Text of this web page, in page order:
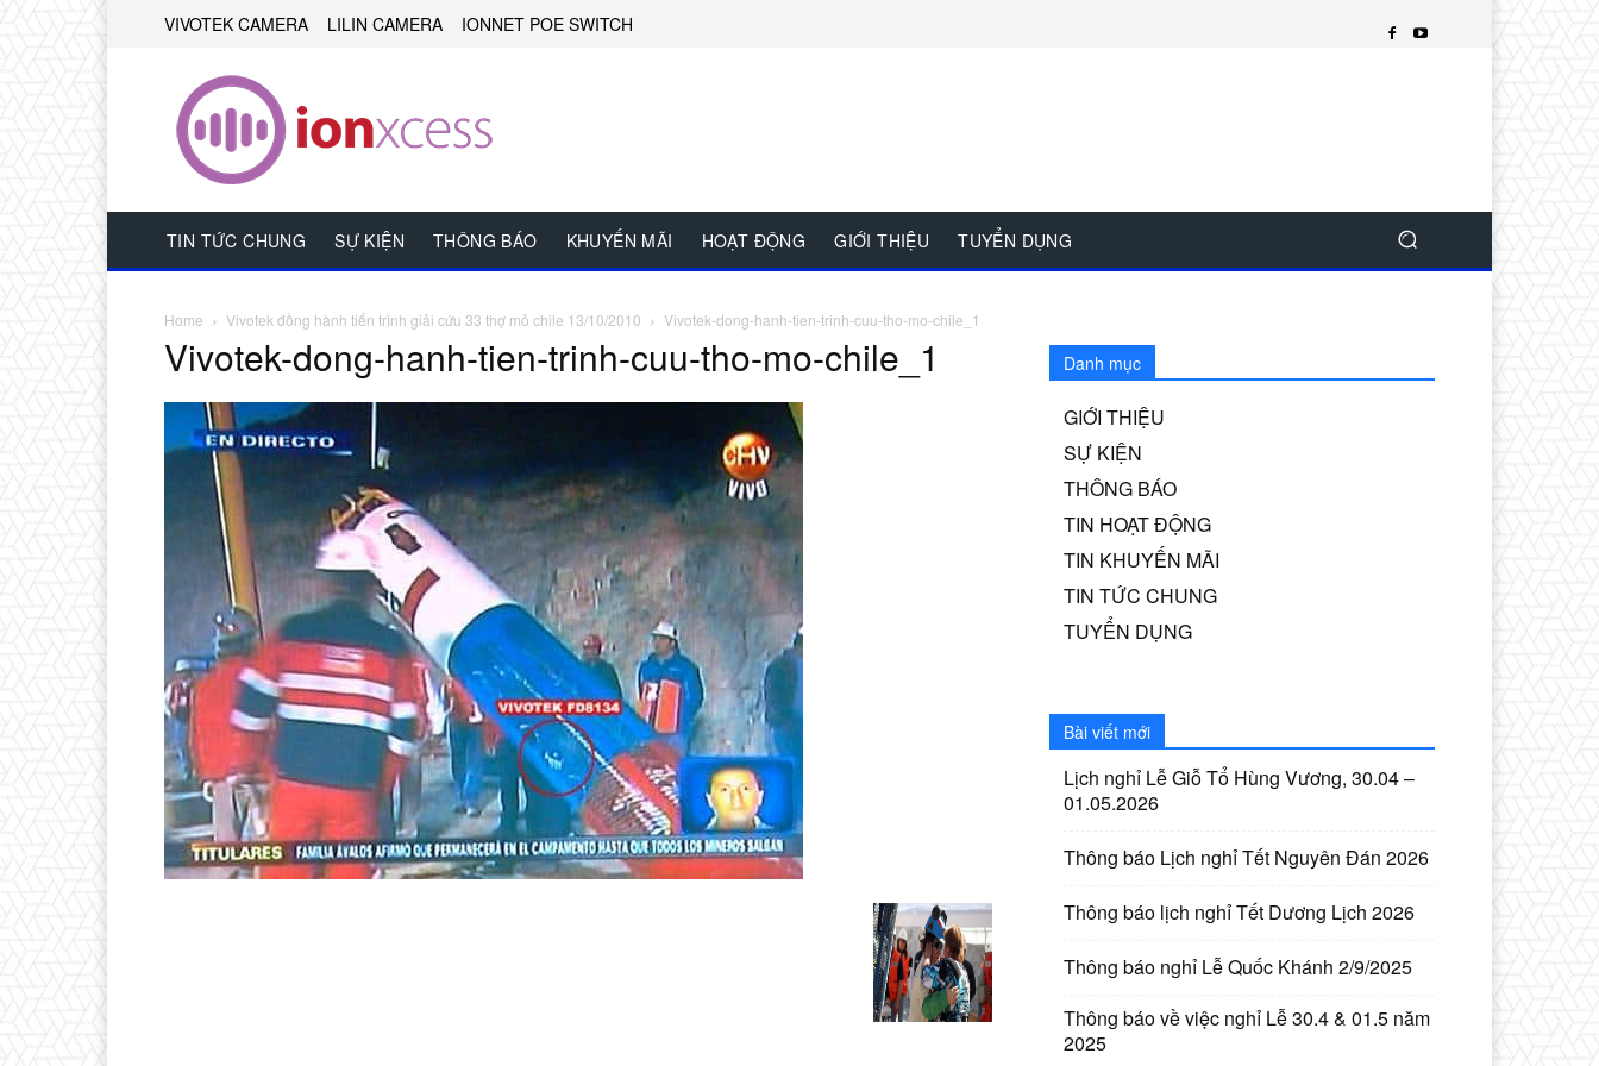
VIVOTEK CAMERA LILIN CAMERA IONNET POE SWITCH
TIN TỨC CHUNG SỰ KIỆN THÔNG BÁO KHUYẾN MÃI HOẠT ĐỘNG GIỚI THIỆU TUYỂN DỤNG
Home Vivotek đồng hành tiến trình giải cứu 33 thợ mỏ chile 13/10/2010 Vivotek-dong-hanh-tien-trinh-cuu-tho-mo-chile_1
Vivotek-dong-hanh-tien-trinh-cuu-tho-mo-chile_1 Danh mục
GIỚI THIỆU
SỰ KIỆN
THÔNG BÁO
TIN HOẠT ĐỘNG
TIN KHUYẾN MÃI
TIN TỨC CHUNG
TUYỂN DỤNG
Bài viết mới
Lịch nghỉ Lễ Giỗ Tổ Hùng Vương, 30.04 –
01.05.2026
Thông báo Lịch nghỉ Tết Nguyên Đán 2026
Thông báo lịch nghỉ Tết Dương Lịch 2026
Thông báo nghỉ Lễ Quốc Khánh 2/9/2025
Thông báo về việc nghỉ Lễ 30.4 & 01.5 năm
2025